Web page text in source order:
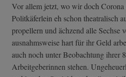
Vor allem jetzt, wo wir doch Corona
Politkäferlein eh schon theatralisch
propellern und ächzend alle Sechse
ausnahmsweise hart für ihr Geld
auch noch unter Beobachtung ihrer
Arbeitgeberinnen stehen.